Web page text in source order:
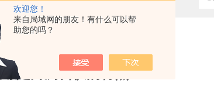
欢迎您！
来自局域网的朋友！有什么可以帮
助您的吗？
螺定向测斜仪的特点